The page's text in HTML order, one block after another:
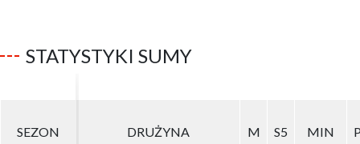
STATYSTYKI SUMY
SEZON DRUŻYNA M S5 MIN
SEZON DRUŻYNA M S5 MIN